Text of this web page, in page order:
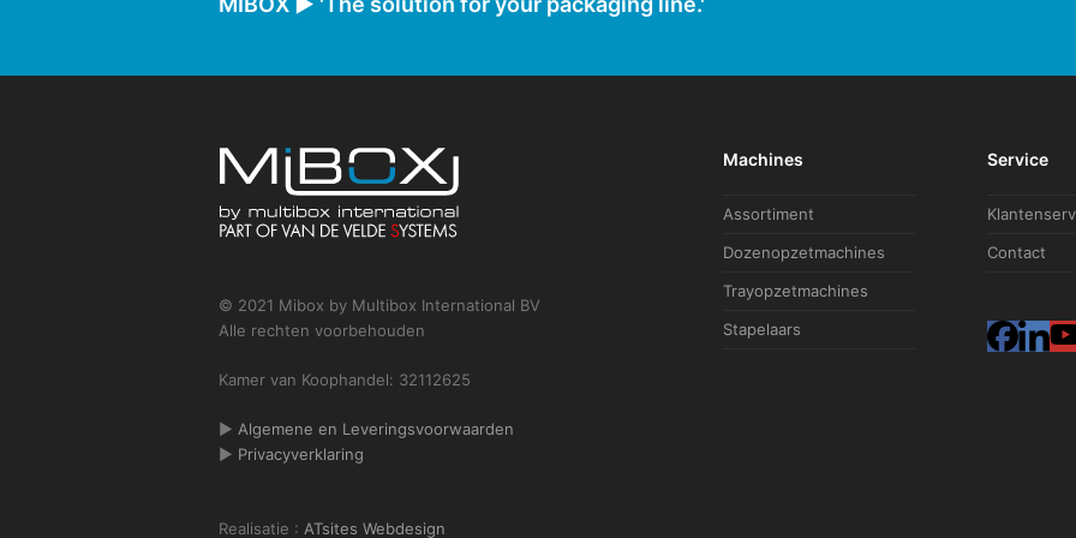
© 2021 Mibox by Multibox International BV
Alle rechten voorbehouden
Kamer van Koophandel: 32112625
► Algemene en Leveringsvoorwaarden
► Privacyverklaring
Realisatie : ATsites Webdesign
Machines
Assortiment
Dozenopzetmachines
Trayopzetmachines
Stapelaars
Service
Contact
F
L